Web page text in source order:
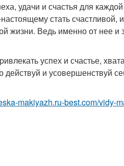
удачи и счастья для
стать счастливой,
жизни. Ведь именно от нее и
успех и счастье,
и усовершенствуй
makiyazh.ru-best.com/vidy-